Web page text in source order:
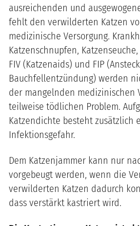
ausreichenden und
fehlt den verwilderten Katzen
medizinische Versorgung.
Katzenschnupfen,
FIV (Katzenaids) und FIP
Bauchfellentzündung) werden
der mangelnden medizinischen
teilweise tödlichen Problem.
Katzendichte besteht zusätzlich
Infektionsgefahr.
Dem Katzenjammer kann nur
vorgebeugt werden, wenn die
verwilderten Katzen dadurch
dass verstärkt kastriert wird.